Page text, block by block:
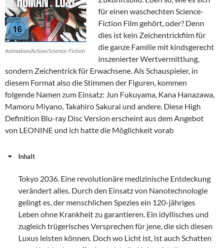
Animation/Action/Science-Fiction
für einen waschechten Science-
Fiction Film gehört, oder? Denn
dies ist kein Zeichentrickfilm für
die ganze Familie mit kindsgerecht
inszenierter Wertvermittlung,
sondern Zeichentrick für Erwachsene. Als Schauspieler, in
diesem Format also die Stimmen der Figuren, kommen
folgende Namen zum Einsatz: Jun Fukuyama, Kana Hanazawa,
Mamoru Miyano, Takahiro Sakurai und andere. Diese High
Definition Blu-ray Disc Version erscheint aus dem Angebot
von LEONINE und ich hatte die Möglichkeit vorab
Inhalt
Tokyo 2036. Eine revolutionäre medizinische Entdeckung
verändert alles. Durch den Einsatz von Nanotechnologie
gelingt es, der menschlichen Spezies ein 120-jähriges
Leben ohne Krankheit zu garantieren. Ein idyllisches und
zugleich trügerisches Versprechen für jene, die sich diesen
Luxus leisten können. Doch wo Licht ist, ist auch Schatten